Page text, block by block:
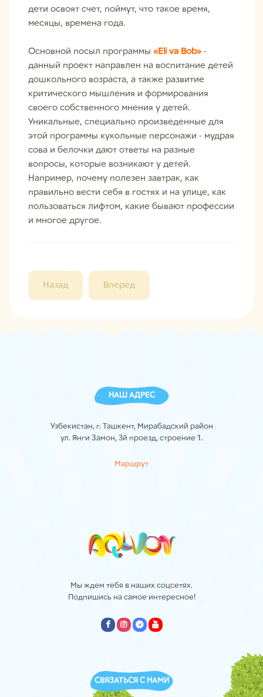
дети освоят счет, поймут, что такое время,
месяцы, времена года.
Основной посыл программы «Eli va Bob» -
данный проект направлен на воспитание детей
дошкольного возраста, а также развитие
критического мышления и формирования
своего собственного мнения у детей.
Уникальные, специально произведенные для
этой программы кукольные персонажи - мудрая
сова и белочки дают ответы на разные
вопросы, которые возникают у детей.
Например, почему полезен завтрак, как
правильно вести себя в гостях и на улице, как
пользоваться лифтом, какие бывают профессии
и многое другое.
Назад Вперед
НАШ АДРЕС
Узбекистан, г. Ташкент, Мирабадский район
ул. Янги Замон, 3й проезд, строение 1.
Маршрут
Мы ждем тебя в наших соцсетях.
Подпишись на самое интересное!
emptyemptyemptyempty
СВЯЗАТЬСЯ С НАМИ